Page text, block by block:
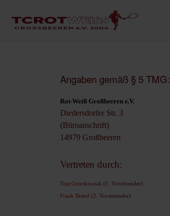
Angaben gemäß § 5 TMG:
Rot-Weiß Großbeeren e.V.
Diedersdorfer Str. 3
(Büroanschrift)
14979 Großbeeren
Vertreten durch:
Teja Grzeskowiak (1. Vorsitzender)
Frank Brand (2. Vorsitzender)